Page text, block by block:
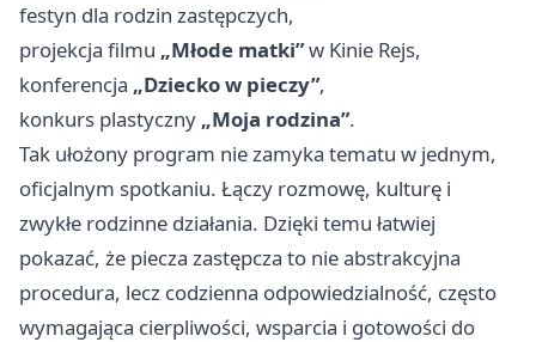
festyn dla rodzin zastępczych,
projekcja filmu „Młode matki”w Kinie Rejs,
konferencja „Dziecko w pieczy”,
konkurs plastyczny „Moja rodzina”.
Tak ułożony program nie zamyka tematu w jednym,
oficjalnym spotkaniu. Łączy rozmowę, kulturę i
zwykłe rodzinne działania. Dzięki temu łatwiej
pokazać, że piecza zastępcza to nie abstrakcyjna
procedura, lecz codzienna odpowiedzialność, często
wymagająca cierpliwości, wsparcia i gotowości do